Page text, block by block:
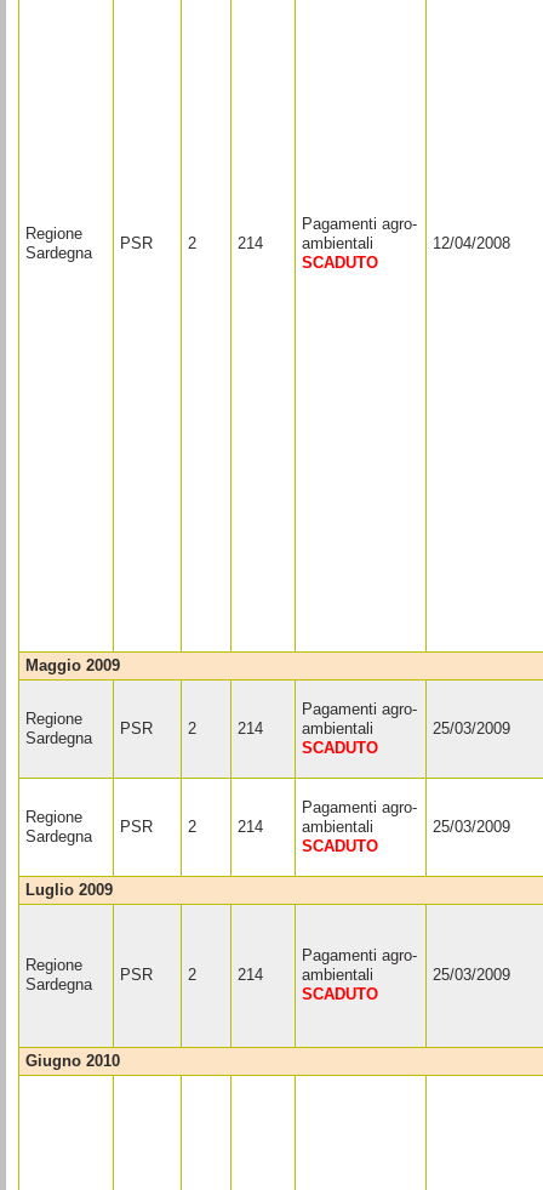
Regione
Sardegna
PSR 2 214
Pagamenti agro-
ambientali
SCADUTO
12/04/2008
maggio 2009
Regione
Sardegna
PSR 2 214
Pagamenti agro-
ambientali
SCADUTO
25/03/2009
Regione
Sardegna
PSR 2 214
Pagamenti agro-
ambientali
SCADUTO
25/03/2009
luglio 2009
Regione
Sardegna
PSR 2 214
Pagamenti agro-
ambientali
SCADUTO
25/03/2009
giugno 2010